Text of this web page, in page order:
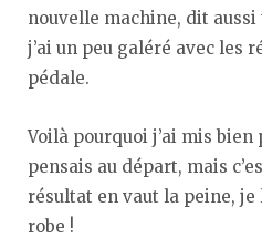
nouvelle machine, dit aussi
j’ai un peu galéré avec les
pédale.
Voilà pourquoi j’ai mis bien
pensais au départ, mais
résultat en vaut la peine, je
robe !